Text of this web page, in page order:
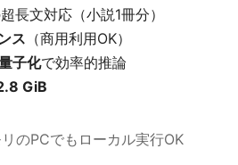
長文対応（小説1冊分）
ス （商用利用OK）
子化で効率的推論
GiB
リのPCでもローカル実行OK